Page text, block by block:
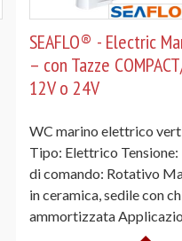
SEAFLO® - Electric
– con Tazze
12V o 24V
WC marino elettrico
Tipo: Elettrico
di comando: Rotativo
in ceramica, sedile con
ammortizzata